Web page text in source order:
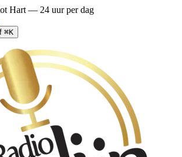
Hart — 24 uur per dag
⌘K